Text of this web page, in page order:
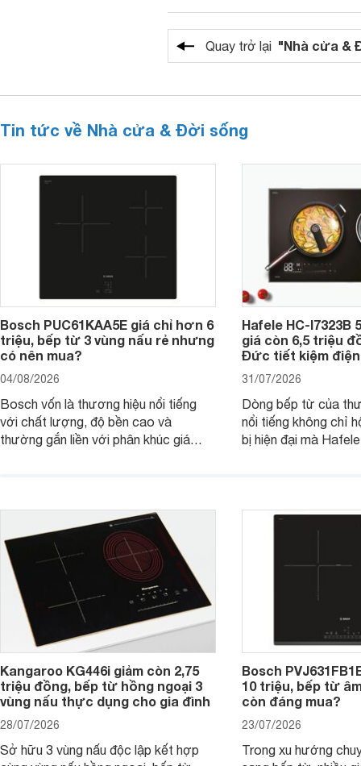
Quay trở lại "Nhà cửa &
Tin tức về Nhà cửa & Đời sống
Bosch PUC61KAA5E giá chỉ hơn 6
triệu, bếp từ 3 vùng nấu rẻ nhưng
có nên mua?
04/08/2026
Bosch vốn là thương hiệu nổi tiếng
với chất lượng, độ bền cao và
thường gắn liền với phân khúc giá
đơn vị phân phối với mức giá khá dễ
tiếp cận, thu hút sự quan tâm của
nhiều người tiêu dùng.
Hafele HC-I7323B
giá còn 6,5 triệu
Đức tiết kiệm
31/07/2026
Dòng bếp từ của
nổi tiếng không chỉ
bị hiện đại mà
gia đình.
Kangaroo KG446i giảm còn 2,75
triệu đồng, bếp từ hồng ngoại 3
vùng nấu thực dụng cho gia đình
28/07/2026
Sở hữu 3 vùng nấu độc lập kết hợp
Bosch
10 triệu, bếp từ
còn đáng mua?
23/07/2026
Trong xu hướng